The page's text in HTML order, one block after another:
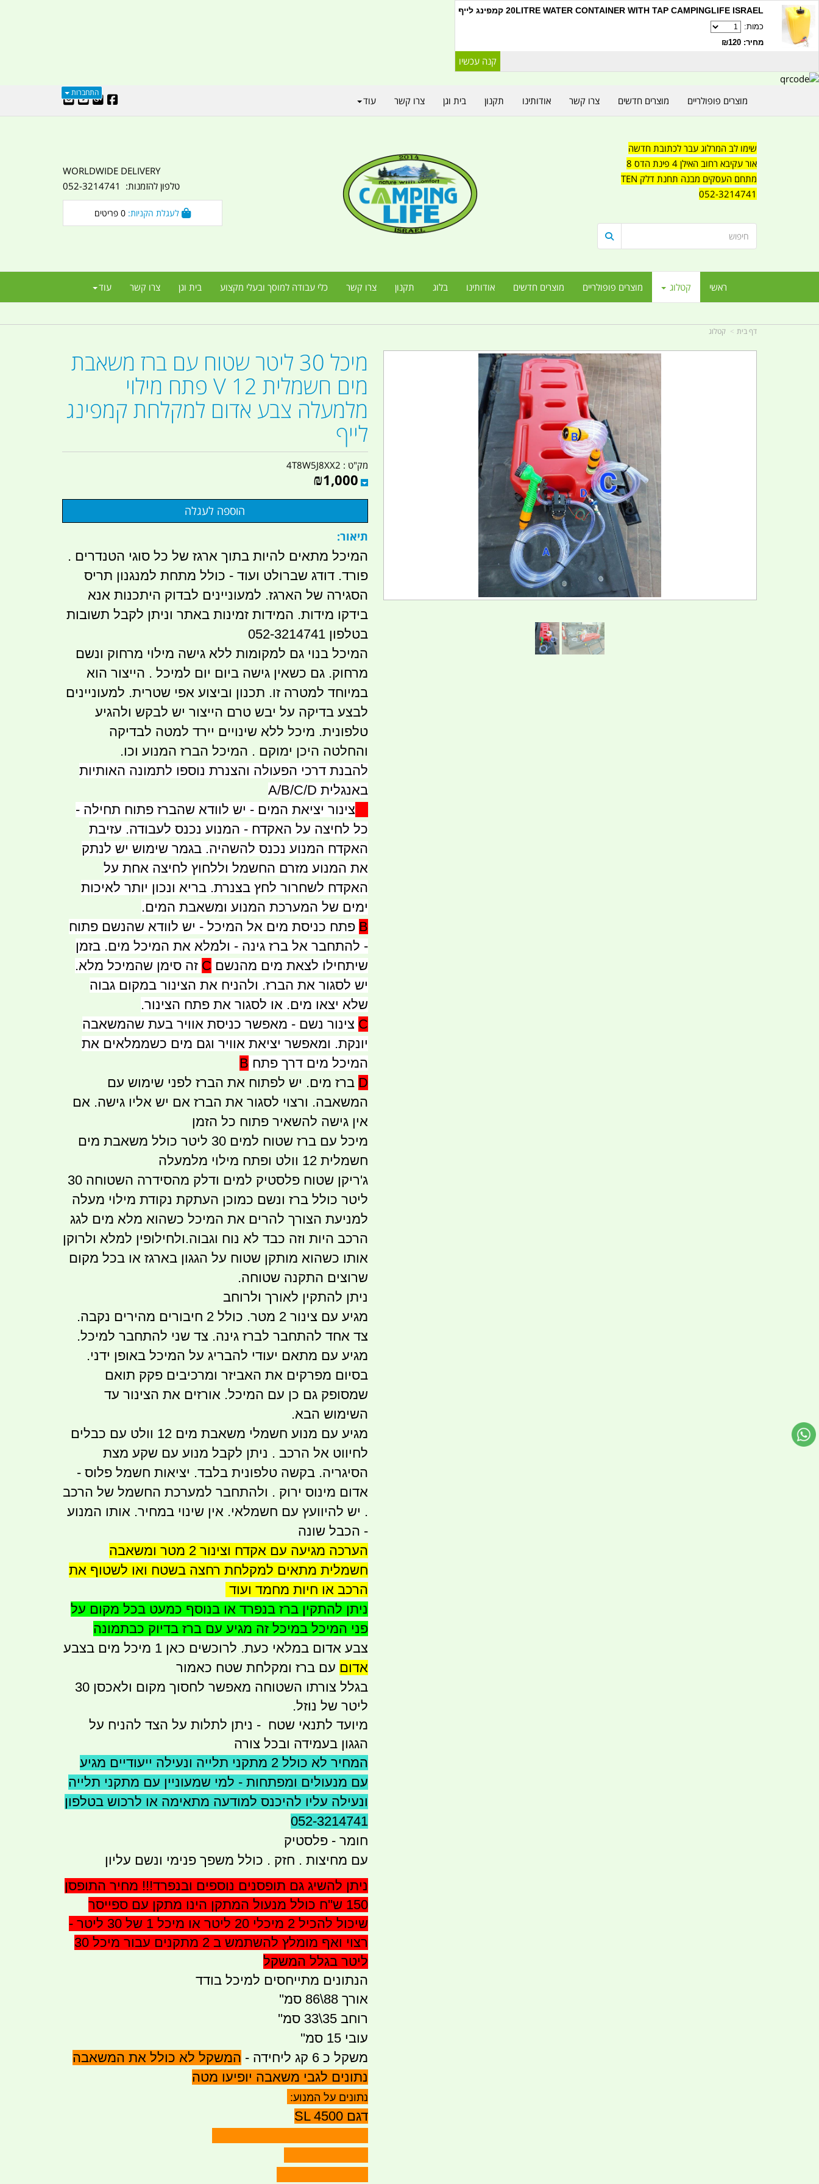
20LITRE WATER CONTAINER WITH TAP CAMPINGLIFE ISRAEL קמפינג לייף
כמות:
מחיר: ₪120
התחברות
שימו לב המרלוג עבר לכתובת חדשה
אור עקיבא רחוב האילן 4 פינת הדס 8
מתחם העסקים מבנה תחנת דלק TEN
052-3214741
WORLDWIDE DELIVERY
טלפון להזמנות: 052-3214741
0
ראשי קטלוג מוצרים פופולריים מוצרים חדשים אודותינו בלוג תקנון צרו קשר כלי עבודה למוסך ובעלי מקצוע בית וגן צרו קשר עוד
מוצרים פופולריים מוצרים חדשים צרו קשר אודותינו תקנון בית וגן צרו קשר עוד
דף בית קטלוג
מיכל 30 ליטר שטוח עם ברז משאבת
מים חשמלית 12 V פתח מילוי
מלמעלה צבע אדום למקלחת קמפינג
לייף
מק"ט : 4T8W5J8XX2
₪1,000
תיאור:
המיכל מתאים להיות בתוך ארגז של כל סוגי הטנדרים .
פורד. דודג שברולט ועוד - כולל מתחת למנגנון תריס
הסגירה של הארגז. למעוניינים לבדוק היתכנות אנא
בידקו מידות. המידות זמינות באתר וניתן לקבל תשובות
בטלפון 052-3214741
המיכל בנוי גם למקומות ללא גישה מילוי מרחוק ונשם
מרחוק. גם כשאין גישה ביום יום למיכל . הייצור הוא
במיוחד למטרה זו. תכנון וביצוע אפי שטרית. למעוניינים
לבצע בדיקה על יבש טרם הייצור יש לבקש ולהגיע
טלפונית. מיכל ללא שינויים יירד למטה לבדיקה
והחלטה היכן ימוקם . המיכל הברז המנוע וכו.
להבנת דרכי הפעולה והצנרת נוספו לתמונה האותיות
באנגלית A/B/C/D
צינור יציאת המים - יש לוודא שהברז פתוח תחילה -
כל לחיצה על האקדח - המנוע נכנס לעבודה. עזיבת
האקדח המנוע נכנס להשהיה. בגמר שימוש יש לנתק
את המנוע מזרם החשמל וללחוץ לחיצה אחת על
האקדח לשחרור לחץ בצנרת. בריא ונכון יותר לאיכות
ימים של המערכת המנוע ומשאבת המים.
B פתח כניסת מים אל המיכל - יש לוודא שהנשם פתוח
- להתחבר אל ברז גינה - ולמלא את המיכל מים. בזמן
שיתחילו לצאת מים מהנשם C זה סימן שהמיכל מלא.
יש לסגור את הברז. ולהניח את הצינור במקום גבוה
שלא יצאו מים. או לסגור את פתח הצינור.
C צינור נשם - מאפשר כניסת אוויר בעת שהמשאבה
יונקת. ומאפשר יציאת אוויר וגם מים כשממלאים את
המיכל מים דרך פתח B
D ברז מים. יש לפתוח את הברז לפני שימוש עם
המשאבה. ורצוי לסגור את הברז אם יש אליו גישה. אם
אין גישה להשאיר פתוח כל הזמן
מיכל עם ברז שטוח למים 30 ליטר כולל משאבת מים
חשמלית 12 וולט ופתח מילוי מלמעלה
ג'ריקן שטוח פלסטיק למים ודלק מהסידרה השטוחה 30
ליטר כולל ברז ונשם כמוכן העתקת נקודת מילוי מעלה
למניעת הצורך להרים את המיכל כשהוא מלא מים לגג
הרכב היות וזה כבד לא נוח וגבוה.ולחילופין למלא ולרוקן
אותו כשהוא מותקן שטוח על הגגון בארגז או בכל מקום
שרוצים התקנה שטוחה.
ניתן להתקין לאורך ולרוחב
מגיע עם צינור 2 מטר. כולל 2 חיבורים מהירים נקבה.
צד אחד להתחבר לברז גינה. צד שני להתחבר למיכל.
מגיע עם מתאם יעודי להבריג על המיכל באופן ידני.
בסיום מפרקים את האביזר ומרכיבים פקק תואם
שמסופק גם כן עם המיכל. אורזים את הצינור עד
השימוש הבא.
מגיע עם מנוע חשמלי משאבת מים 12 וולט עם כבלים
לחיווט אל הרכב . ניתן לקבל מנוע עם שקע מצת
הסיגריה. בקשה טלפונית בלבד. יציאות חשמל פלוס -
אדום מינוס ירוק . ולהתחבר למערכת החשמל של הרכב
. יש להיוועץ עם חשמלאי. אין שינוי במחיר. אותו המנוע
- הכבל שונה
הערכה מגיעה עם אקדח וצינור 2 מטר ומשאבה
חשמלית מתאים למקלחת רחצה בשטח ואו לשטוף את
הרכב או חיות מחמד ועוד
ניתן להתקין ברז בנפרד או בנוסף כמעט בכל מקום על
פני המיכל במיכל זה מגיע עם ברז בדיוק כבתמונה
צבע אדום במלאי כעת. לרוכשים כאן 1 מיכל מים בצבע
אדום עם ברז ומקלחת שטח כאמור
בגלל צורתו השטוחה מאפשר לחסוך מקום ולאכסן 30
ליטר של נוזל.
מיועד לתנאי שטח - ניתן לתלות על הצד להניח על
הגגון בעמידה ובכל צורה
המחיר לא כולל 2 מתקני תלייה ונעילה ייעודיים מגיע
עם מנעולים ומפתחות - למי שמעוניין עם מתקני תלייה
ונעילה עליו להיכנס למודעה מתאימה או לרכוש בטלפון
052-3214741
חומר - פלסטיק
עם מחיצות . חזק . כולל משפך פנימי ונשם עליון
ניתן להשיג גם תופסנים נוספים ובנפרד!!! מחיר התופסן
150 ש''ח כולל מנעול המתקן הינו מתקן עם ספייסר
שיכול להכיל 2 מיכלי 20 ליטר או מיכל 1 של 30 ליטר -
רצוי ואף מומלץ להשתמש ב 2 מתקנים עבור מיכל 30
ליטר בגלל המשקל
הנתונים מתייחסים למיכל בודד
אורך 88\86 סמ''
רוחב 35\33 סמ''
עובי 15 סמ''
משקל כ 6 קג ליחידה -
המשקל לא כולל את המשאבה
נתונים לגבי משאבה יופיעו מטה
נתונים על המנוע:
דגם SL 4500